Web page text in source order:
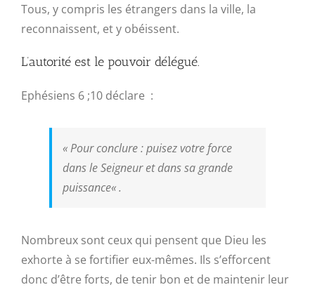
Tous, y compris les étrangers dans la ville, la
reconnaissent, et y obéissent.
L’autorité est le pouvoir délégué.
Ephésiens 6 ;10 déclare :
«Pour conclure : puisez votre force
dans le Seigneur et dans sa grande
puissance« .
Nombreux sont ceux qui pensent que Dieu les
exhorte à se fortifier eux-mêmes. Ils s’efforcent
donc d’être forts, de tenir bon et de maintenir leur